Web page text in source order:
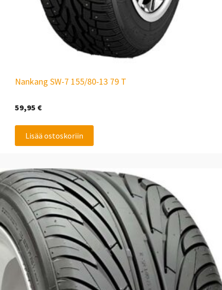
Nankang SW-7 155/80-13 79 T
59,95 €
Lisää ostoskoriin